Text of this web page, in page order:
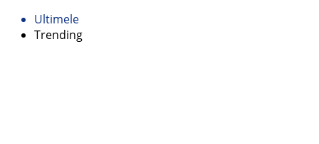
Ultimele
Trending